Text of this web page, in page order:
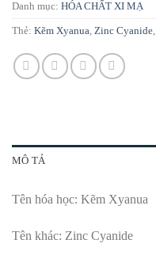
Danh mục: HÓA CHẤT XI MẠ
Thẻ: Kẽm Xyanua, Zinc Cyanide,
MÔ TẢ
Tên hóa học: Kẽm Xyanua
Tên khác: Zinc Cyanide